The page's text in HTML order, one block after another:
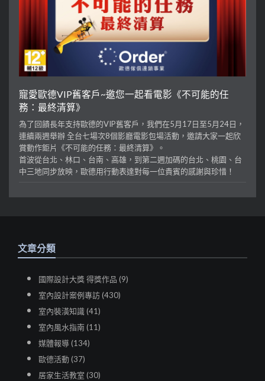
寵愛歐德VIP舊客戶~邀您一起看電影《不可能的任
務：最終清算》
為了回饋長年支持歐德的VIP舊客戶，我們在5月17日至5月24日，
連續兩週舉辦 全台七場次8個影廳電影包場活動，邀請大家一起欣
賞動作鉅片《不可能的任務：最終清算》。
首波從台北、林口、台南、高雄，到第二週加碼的台北、桃園、台
中三地同步放映，歐德用行動表達對每一位貴賓的感謝與珍惜！
文章分類
國際設計大獎 得獎作品 (9)
室內設計案例專訪 (430)
室內裝潢知識 (41)
室內風水指南 (11)
媒體報導 (134)
歐德活動 (37)
居家生活教室 (30)